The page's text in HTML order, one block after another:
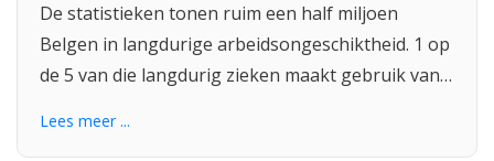
De statistieken tonen ruim een half miljoen
Belgen in langdurige arbeidsongeschiktheid. 1 op
de 5 van die langdurig zieken maakt gebruik van…
Lees meer ...